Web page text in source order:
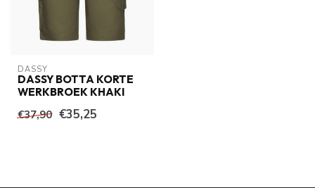
DASSY
DASSY BOTTA KORTE
WERKBROEK KHAKI
€37,90 €35,25